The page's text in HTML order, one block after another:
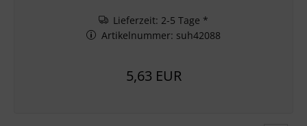
Lieferzeit: 2-5 Tage *
Artikelnummer: suh42088
5,63 EUR